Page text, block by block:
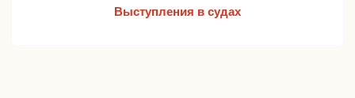
Выступления в судах